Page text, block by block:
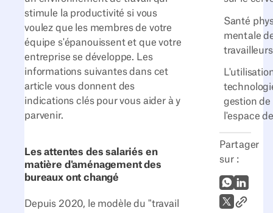
Santé
mentale
travailleurs
gestion de
l'espace
Partager
sur :
WhatsApp
X (Twitter)
Lien
stimule la productivité si vous
voulez que les membres de votre
équipe s'épanouissent et que votre
entreprise se développe. Les
informations suivantes dans cet
article vous donnent des
indications clés pour vous aider à y
parvenir.
Les attentes des salariés en
matière d'aménagement des
bureaux ont changé
Depuis 2020, le modèle du "travail